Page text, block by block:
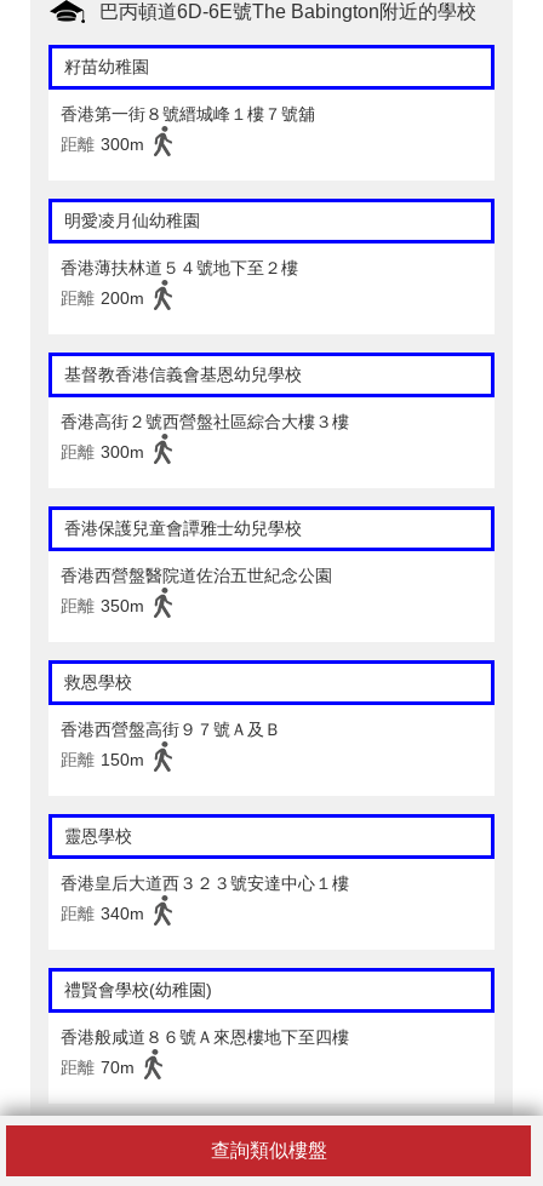
查詢類似樓盤
巴丙頓道6D-6E號The Babington附近的學校
籽苗幼稚園
香港第一街８號縉城峰１樓７號舖
距離 300m
明愛凌月仙幼稚園
香港薄扶林道５４號地下至２樓
距離 200m
基督教香港信義會基恩幼兒學校
香港高街２號西營盤社區綜合大樓３樓
距離 300m
香港保護兒童會譚雅士幼兒學校
香港西營盤醫院道佐治五世紀念公園
距離 350m
救恩學校
香港西營盤高街９７號Ａ及Ｂ
距離 150m
靈恩學校
香港皇后大道西３２３號安達中心１樓
距離 340m
禮賢會學校(幼稚園)
香港般咸道８６號Ａ來恩樓地下至四樓
距離 70m
聖嘉勒小學(小學部/幼稚園部)